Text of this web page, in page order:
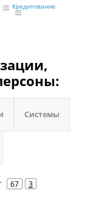
Кредитование
Системы
67 3